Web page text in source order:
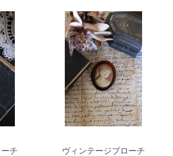
チ ヴィンテージブローチ